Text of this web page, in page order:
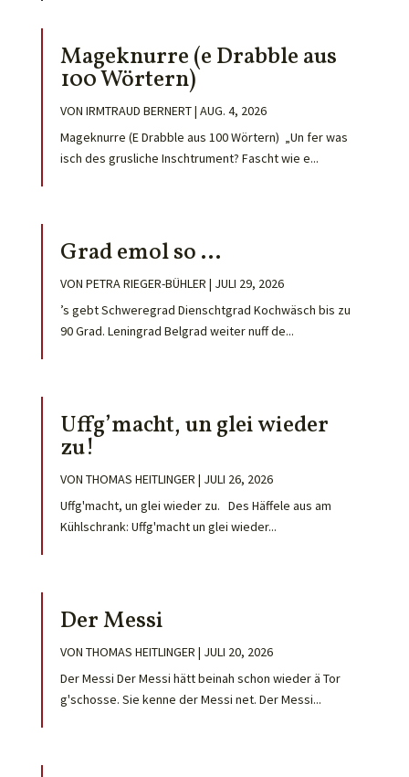
Mageknurre (e Drabble aus
100 Wörtern)
VON IRMTRAUD BERNERT| AUG. 4, 2026
Mageknurre (E Drabble aus 100 Wörtern) „Un fer was
isch des grusliche Inschtrument? Fascht wie e...
Grad emol so …
VON PETRA RIEGER-BÜHLER | JULI 29, 2026
’s gebt Schweregrad Dienschtgrad Kochwäsch bis zu
90 Grad. Leningrad Belgrad weiter nuff de...
Uffg’macht, un glei wieder
zu!
VON THOMAS HEITLINGER | JULI 26, 2026
Uffg'macht, un glei wieder zu. Des Häffele aus am
Kühlschrank: Uffg'macht un glei wieder...
Der Messi
VON THOMAS HEITLINGER | JULI 20, 2026
Der Messi Der Messi hätt beinah schon wieder ä Tor
g'schosse. Sie kenne der Messi net. Der Messi...